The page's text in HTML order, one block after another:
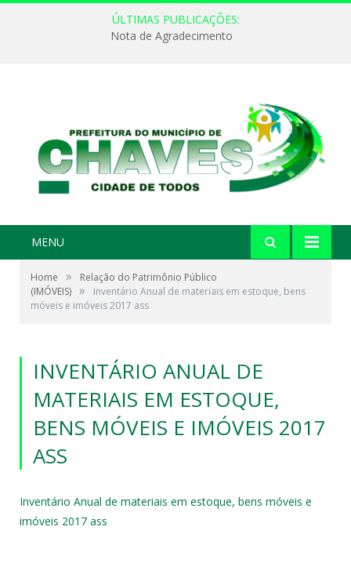
ÚLTIMAS PUBLICAÇÕES:
Nota de Agradecimento
MENU
Home »
Relação do Patrimônio Público
(IMÓVEIS) »
Inventário Anual de materiais em estoque, bens
móveis e imóveis 2017 ass
INVENTÁRIO ANUAL DE
MATERIAIS EM ESTOQUE,
BENS MÓVEIS E IMÓVEIS 2017
ASS
Inventário Anual de materiais em estoque, bens móveis e
imóveis 2017 ass